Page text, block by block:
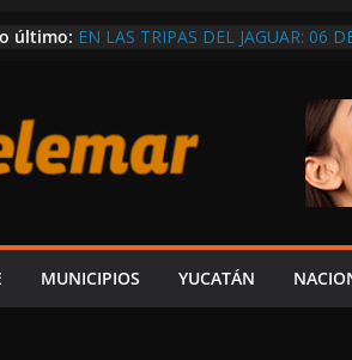
último: EN LAS TRIPAS DEL JAGUAR: 06
OTRA VEZ SIN PREVIO AVISO,
UN CARRIL EN LA AVENIDA
¡TOME SUS PRECAUCIONES!
BALEAN UNA CASA EN POMUCH,
MUNICIPIOS YUCATÁN